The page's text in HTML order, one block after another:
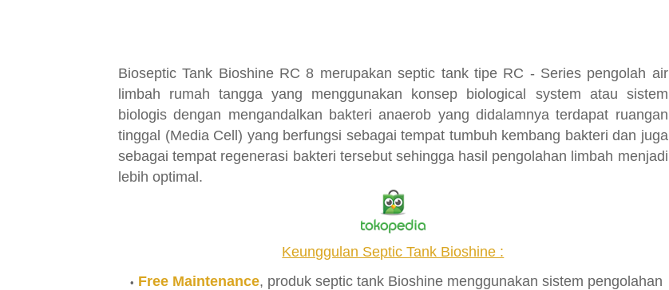
Bioseptic Tank Bioshine RC 8 merupakan septic tank tipe RC - Series pengolah air
limbah rumah tangga yang menggunakan konsep biological system atau sistem
biologis dengan mengandalkan bakteri anaerob yang didalamnya terdapat ruangan
tinggal (Media Cell) yang berfungsi sebagai tempat tumbuh kembang bakteri dan juga
sebagai tempat regenerasi bakteri tersebut sehingga hasil pengolahan limbah menjadi
lebih optimal.
Keunggulan Septic Tank Bioshine :
Free Maintenance, produk septic tank Bioshine menggunakan sistem pengolahan